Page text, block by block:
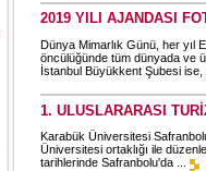
2019 YILI AJANDASI
Dünya Mimarlık Günü, her yıl
öncülüğünde tüm dünyada ve
İstanbul Büyükkent Şubesi
1. ULUSLARARASI
Karabük Üniversitesi
Üniversitesi ortaklığı ile
tarihlerinde Safranbolu'da ...